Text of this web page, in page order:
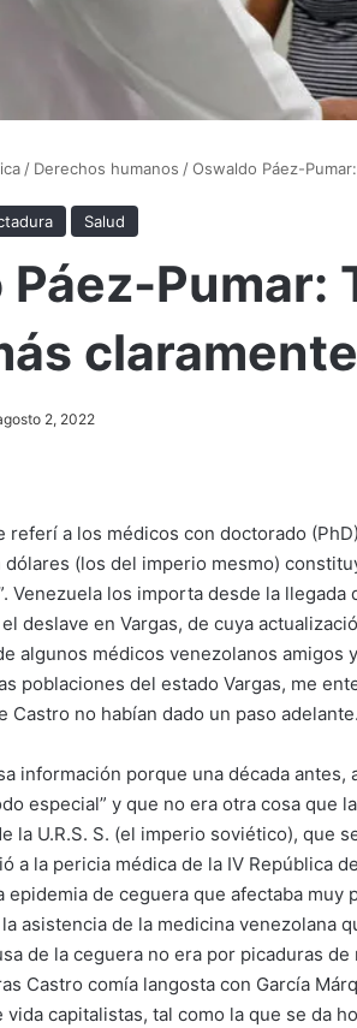
/ Derechos humanos /Oswaldo Páez-
Salud
Páez-Pumar:
claramente
2, 2022
referí a los médicos con doctorado
(los del imperio mesmo)
Venezuela los importa desde la
deslave en Vargas, de cuya
algunos médicos venezolanos
poblaciones del estado Vargas, me
Castro no habían dado un paso adelante.
información porque una década
especial” y que no era otra cosa que
la U.R.S. S. (el imperio soviético), que
a la pericia médica de la IV República
epidemia de ceguera que afectaba
asistencia de la medicina venezolana
de la ceguera no era por picaduras
Castro comía langosta con García
capitalistas, tal como la que se da